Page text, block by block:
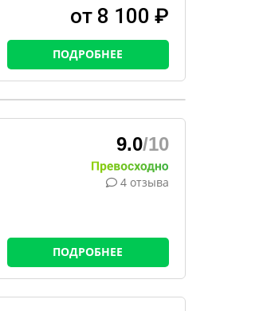
от 8 100 ₽
ПОДРОБНЕЕ
9.0/10
4 отзыва
ПОДРОБНЕЕ